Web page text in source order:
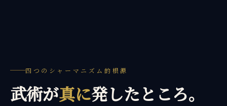
四つのシャーマニズム的根源
武術が真に発したところ。